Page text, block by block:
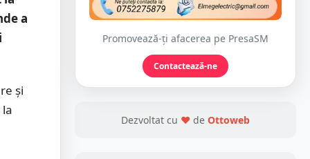
a
și
Promovează-ți afacerea pe PresaSM
Contactează-ne
Dezvoltat cu ❤ de Ottoweb